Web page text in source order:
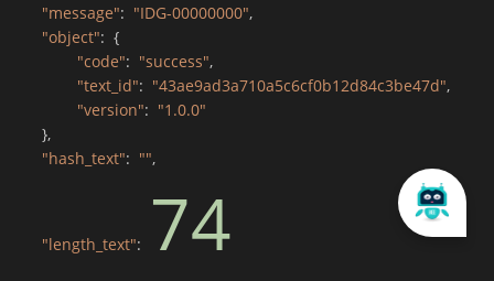
"message": "IDG-00000000",
"object": {
"code": "success",
"text_id": "43ae9ad3a710a5c6cf0b12d84c3be47d",
"version": "1.0.0"
},
"hash_text": "",
"length_text": 74